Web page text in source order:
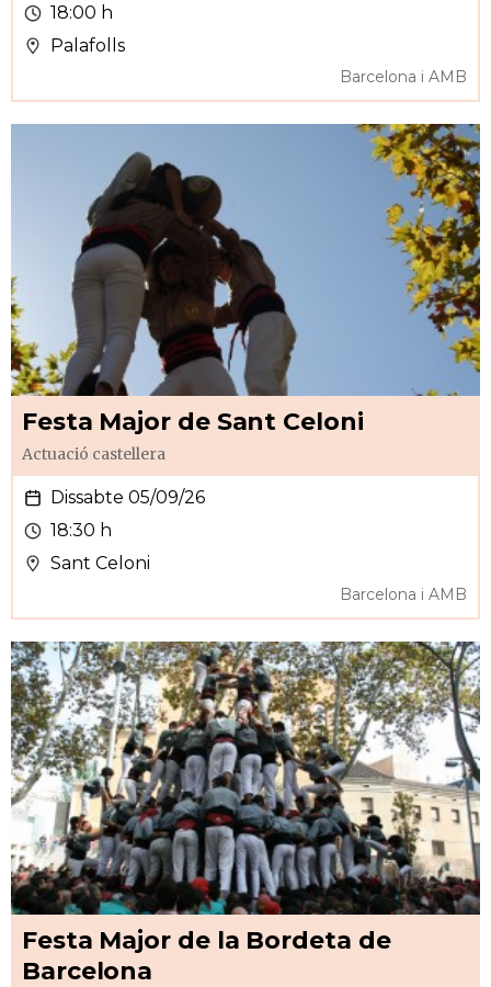
18:00 h
Palafolls
Barcelona i AMB
Festa Major de Sant Celoni
Actuació castellera
Dissabte 05/09/26
18:30 h
Sant Celoni
Barcelona i AMB
Festa Major de la Bordeta de
Barcelona